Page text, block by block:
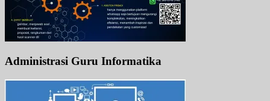
Administrasi Guru Informatika